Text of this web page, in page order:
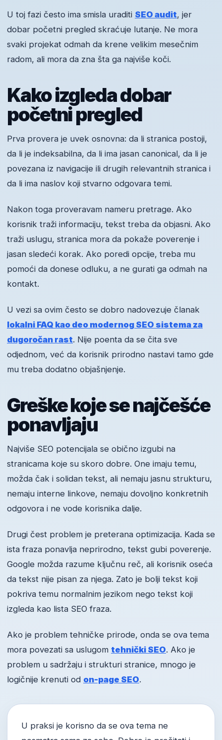
U toj fazi često ima smisla uraditi SEO audit, jer
dobar početni pregled skraćuje lutanje. Ne mora
svaki projekat odmah da krene velikim mesečnim
radom, ali mora da zna šta ga najviše koči.
Kako izgleda dobar
početni pregled
Prva provera je uvek osnovna: da li stranica postoji,
da li je indeksabilna, da li ima jasan canonical, da li je
povezana iz navigacije ili drugih relevantnih stranica i
da li ima naslov koji stvarno odgovara temi.
Nakon toga proveravam nameru pretrage. Ako
korisnik traži informaciju, tekst treba da objasni. Ako
traži uslugu, stranica mora da pokaže poverenje i
jasan sledeći korak. Ako poredi opcije, treba mu
pomoći da donese odluku, a ne gurati ga odmah na
kontakt.
U vezi sa ovim često se dobro nadovezuje članak
lokalni FAQ kao deo modernog SEO sistema za
dugoročan rast. Nije poenta da se čita sve
odjednom, već da korisnik prirodno nastavi tamo gde
mu treba dodatno objašnjenje.
Greške koje se najčešće
ponavljaju
Najviše SEO potencijala se obično izgubi na
stranicama koje su skoro dobre. One imaju temu,
možda čak i solidan tekst, ali nemaju jasnu strukturu,
nemaju interne linkove, nemaju dovoljno konkretnih
odgovora i ne vode korisnika dalje.
Drugi čest problem je preterana optimizacija. Kada se
ista fraza ponavlja neprirodno, tekst gubi poverenje.
Google možda razume ključnu reč, ali korisnik oseća
da tekst nije pisan za njega. Zato je bolji tekst koji
pokriva temu normalnim jezikom nego tekst koji
izgleda kao lista SEO fraza.
Ako je problem tehničke prirode, onda se ova tema
mora povezati sa uslugom tehnički SEO. Ako je
problem u sadržaju i strukturi stranice, mnogo je
logičnije krenuti od on-page SEO.
U praksi je korisno da se ova tema ne